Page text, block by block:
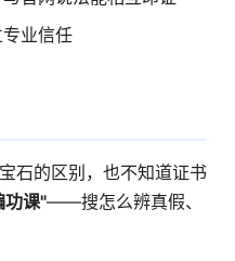
业信任
石的区别，也不知道证书
功课"——搜怎么辨真假、